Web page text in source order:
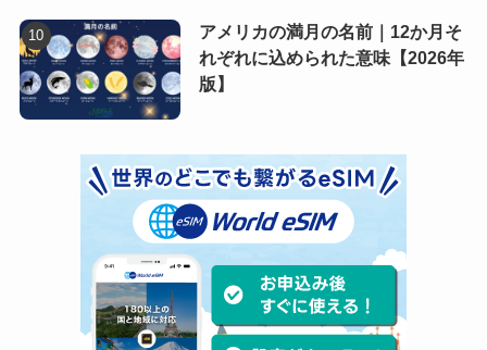
アメリカの満月の名前｜12か月そ
れぞれに込められた意味【2026年
版】